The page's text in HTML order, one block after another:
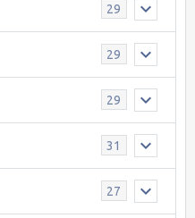
29
29
29
31
27